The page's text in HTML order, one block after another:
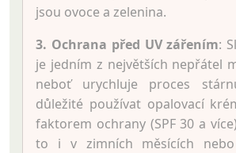
jsou ovoce a zelenina.
3. Ochrana před UV zářením:
je jedním z největších nepřátel
neboť urychluje proces
důležité používat opalovací
faktorem ochrany (SPF 30 a
to i v zimních měsících